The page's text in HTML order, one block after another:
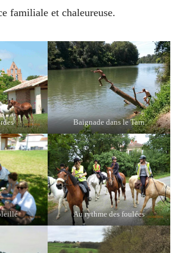
familiale et chaleureuse.
Baignade dans le Tarn
Au rythme des foulées